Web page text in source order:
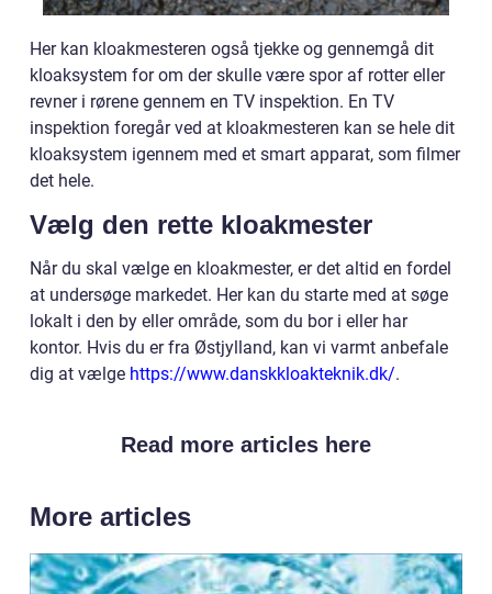
Her kan kloakmesteren også tjekke og gennemgå dit
kloaksystem for om der skulle være spor af rotter eller
revner i rørene gennem en TV inspektion. En TV
inspektion foregår ved at kloakmesteren kan se hele dit
kloaksystem igennem med et smart apparat, som filmer
det hele.
Vælg den rette kloakmester
Når du skal vælge en kloakmester, er det altid en fordel
at undersøge markedet. Her kan du starte med at søge
lokalt i den by eller område, som du bor i eller har
kontor. Hvis du er fra Østjylland, kan vi varmt anbefale
dig at vælge https://www.danskkloakteknik.dk/.
Read more articles here
More articles